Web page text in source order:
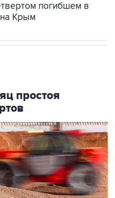
погибшем в
Крым
простоя